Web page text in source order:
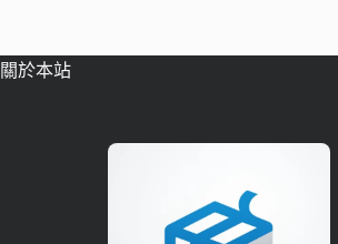
關於本站